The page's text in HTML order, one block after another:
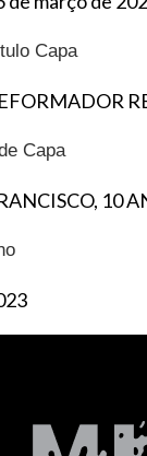
Capa
Capa
10